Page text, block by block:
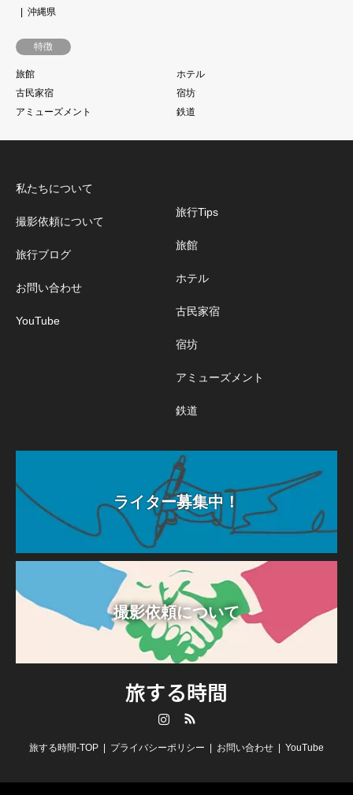
沖縄県
特徴
旅館
ホテル
古民家宿
宿坊
アミューズメント
鉄道
私たちについて
撮影依頼について
旅行ブログ
お問い合わせ
YouTube
旅行Tips
旅館
ホテル
古民家宿
宿坊
アミューズメント
鉄道
ライター募集中！
撮影依頼について
旅する時間
旅する時間-TOP プライバシーポリシー お問い合わせ YouTube